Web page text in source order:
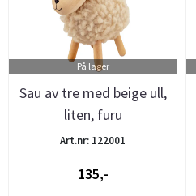
På lager
Sau av tre med beige ull,
liten, furu
Art.nr: 122001
135,-